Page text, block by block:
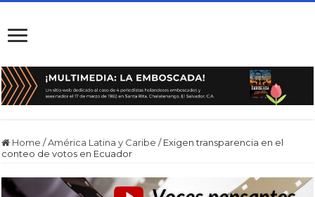
Home /América Latina y Caribe / Exigen transparencia en el
conteo de votos en Ecuador